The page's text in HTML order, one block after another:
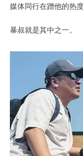
媒体同行在蹭他的热
暴叔就是其中之一。